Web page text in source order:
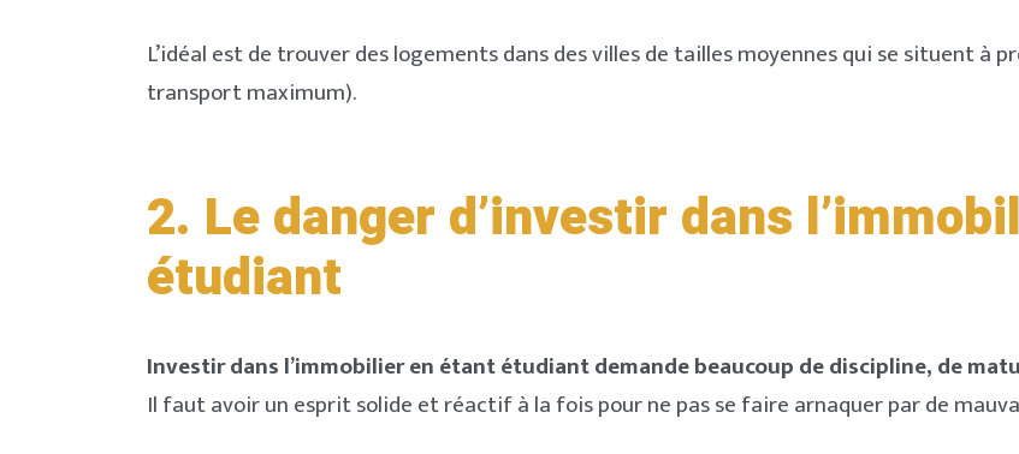
L’idéal est de trouver des logements dans des villes de tailles moyennes qui se situent à
transport maximum).
2. Le danger d’investir dans
étudiant
Investir dans l’immobilier en étant étudiant demande beaucoup de discipline, de
Il faut avoir un esprit solide et réactif à la fois pour ne pas se faire arnaquer par de